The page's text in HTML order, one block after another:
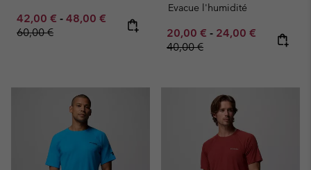
Minimum sale price:
42,00 € - Maximum sale price:
48,00 € Regular price:
60,00 €
Evacue l'humidité
Minimum sale price:
20,00 € - Maximum sale
24,00 € Regular
40,00 €